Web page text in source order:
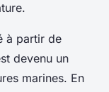
à partir de
devenu un
marines. En